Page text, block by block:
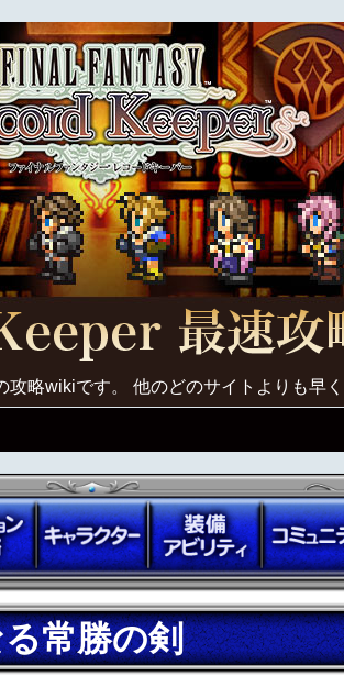
略wikiです。 他のどのサイトよりも早
常勝の剣